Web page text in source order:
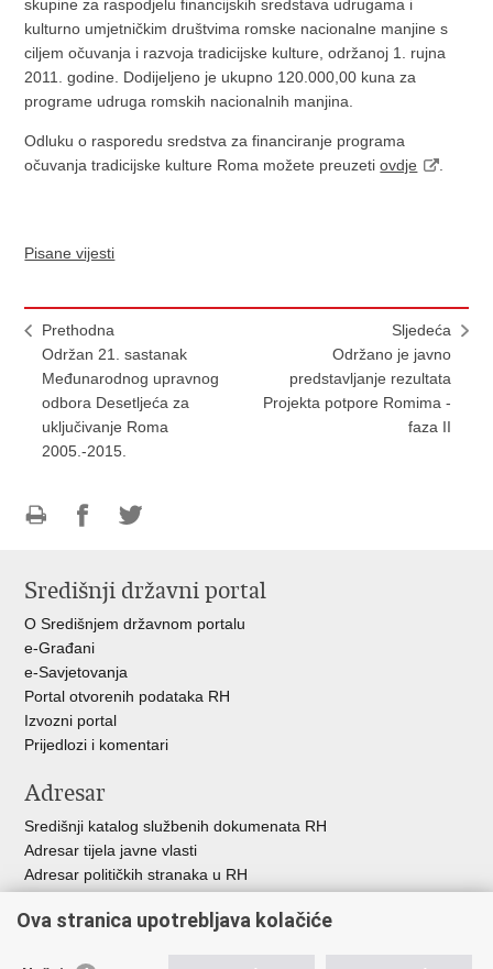
skupine za raspodjelu financijskih sredstava udrugama i
kulturno umjetničkim društvima romske nacionalne manjine s
ciljem očuvanja i razvoja tradicijske kulture, održanoj 1. rujna
2011. godine. Dodijeljeno je ukupno 120.000,00 kuna za
programe udruga romskih nacionalnih manjina.
Odluku o rasporedu sredstva za financiranje programa
očuvanja tradicijske kulture Roma možete preuzetiovdje
Pisane vijesti
Prethodna
Održan 21. sastanak
Međunarodnog upravnog
odbora Desetljeća za
uključivanje Roma
2005.-2015.
Sljedeća
Održano je javno
predstavljanje rezultata
Projekta potpore Romima -
faza II
FacebookuTwitteru
Središnji državni portal
O Središnjem državnom portalu
e-Građani
e-Savjetovanja
Portal otvorenih podataka RH
Izvozni portal
Prijedlozi i komentari
Adresar
Središnji katalog službenih dokumenata RH
Adresar tijela javne vlasti
Adresar političkih stranaka u RH
Besplatni telefoni javne uprave
Ova stranica upotrebljava kolačiće